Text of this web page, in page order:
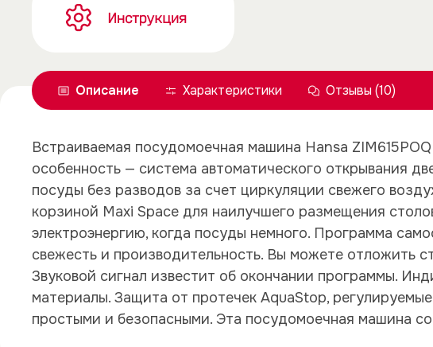
Описание Характеристики Отзывы (10)
Встраиваемая посудомоечная машина Hansa
особенность — система автоматического открывания
посуды без разводов за счет циркуляции свежего
корзиной Maxi Space для наилучшего размещения
электроэнергию, когда посуды немного. Программа
свежесть и производительность. Вы можете отложить
Звуковой сигнал известит об окончании программы.
материалы. Защита от протечек AquaStop,
простыми и безопасными. Эта посудомоечная машина